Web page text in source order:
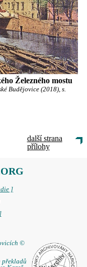
Železného mostu
Budějovice (2018), s.
další strana
přílohy
]
©
překladů